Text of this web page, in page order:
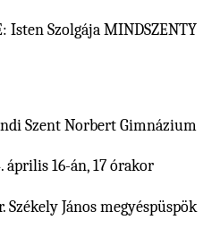
Isten Szolgája MINDSZENTY
Szent Norbert Gimnázium
április 16-án, 17 órakor
Székely János megyéspüspök